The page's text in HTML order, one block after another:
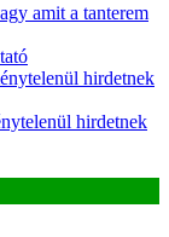
amit a tanterem
hirdetnek
hirdetnek